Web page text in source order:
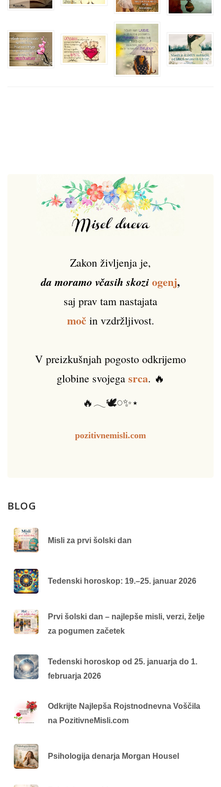
Zakon življenja je,
da moramo včasih skoziogenj,
saj prav tam nastajata
močin vzdržljivost.
V preizkušnjah pogosto odkrijemo
globine svojega srca. 🔥
🔥𓂃🕊️𓏸✨⋆
pozitivnemisli.com
BLOG
Misli za prvi šolski dan
Tedenski horoskop: 19.–25. januar 2026
Prvi šolski dan – najlepše misli, verzi, želje
za pogumen začetek
Tedenski horoskop od 25. januarja do 1.
februarja 2026
Odkrijte Najlepša Rojstnodnevna Voščila
na PozitivneMisli.com
Psihologija denarja Morgan Housel